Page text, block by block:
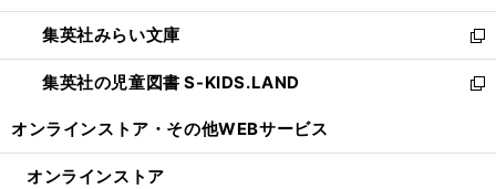
開
く
ウ
で
開
く
ン
ド
ウ
で
ウ
ィ
ン
ド
開
集英社みらい文庫
新
し
い
ン
集英社の児童図書 S-KIDS.LAND
新
ウ
オンラインストア・ その他WEBサービス
オンラインストア